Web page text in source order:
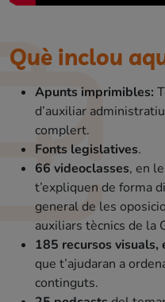
Què inclou
Apunts imprimibles:
d’auxiliar
complert.
Fonts legislatives.
66 videoclasses, en
t’expliquen de forma
general de les
auxiliars tècnics de la
185 recursos visuals,
que t’ajudaran a
continguts.